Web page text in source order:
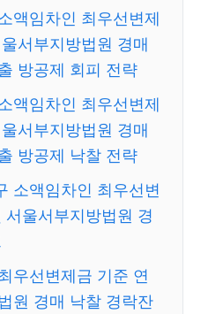
액임차인 최우선변제
서부지방법원 경매
방공제 회피 전략
액임차인 최우선변제
서부지방법원 경매
방공제 낙찰 전략
소액임차인 최우선변
울서부지방법원 경
우선변제금 기준 연
원 경매 낙찰 경락잔